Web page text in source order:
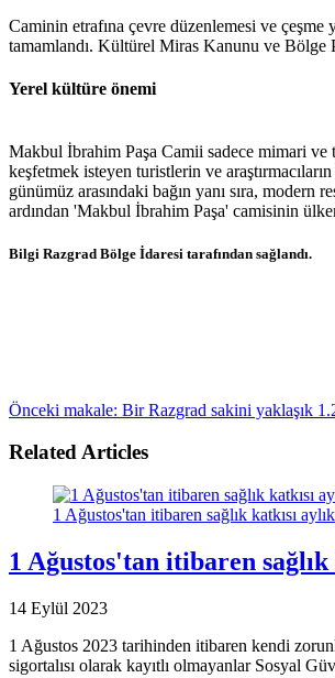
Caminin etrafına çevre düzenlemesi ve
tamamlandı. Kültürel Miras Kanunu ve
Yerel kültüre önemi
Makbul İbrahim Paşa Camii sadece mimari ve
keşfetmek isteyen turistlerin ve
günümüz arasındaki bağın yanı sıra, modern
ardından 'Makbul İbrahim Paşa' camisinin
Bilgi Razgrad Bölge İdaresi tarafından sağlandı.
Önceki makale: Bir Razgrad sakini yaklaşık
Related Articles
1 Ağustos'tan itibaren sağlık katkısı
1 Ağustos'tan itibaren sağlık
14 Eylül 2023
1 Ağustos 2023 tarihinden itibaren kendi
sigortalısı olarak kayıtlı olmayanlar Sosyal